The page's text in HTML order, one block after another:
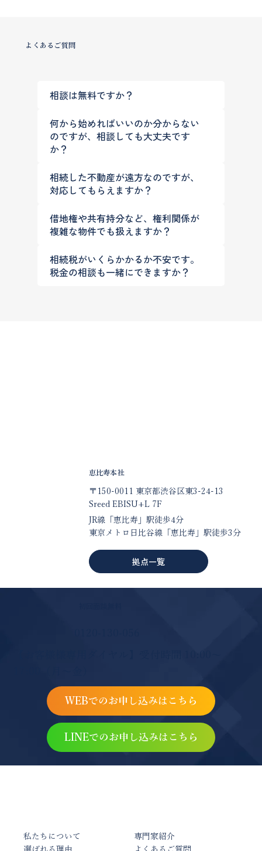
よくあるご質問
相談は無料ですか？
何から始めればいいのか分からない
のですが、相談しても大丈夫です
か？
相続した不動産が遠方なのですが、
対応してもらえますか？
借地権や共有持分など、権利関係が
複雑な物件でも扱えますか？
相続税がいくらかかるか不安です。
税金の相談も一緒にできますか？
恵比寿本社
〒150-0011 東京都渋谷区東3-24-13
Sreed EBISU+L 7F
JR線「恵比寿」駅徒歩4分
東京メトロ日比谷線「恵比寿」駅徒歩3分
拠点一覧
WEBでのお申し込みはこちら
LINEでのお申し込みはこちら
私たちについて
選ばれる理由
専門家紹介
よくあるご質問